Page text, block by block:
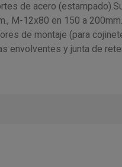
de acero
M-12x80 en 150 a
de montaje (para
envolventes y junta de